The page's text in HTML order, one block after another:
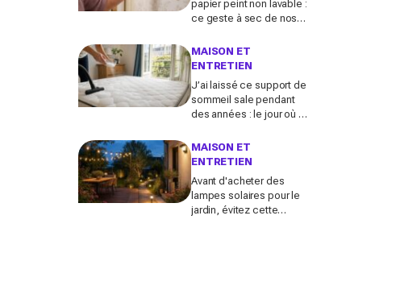
papier peint non lavable :
ce geste à sec de nos
nettoie tout sans jamais
décoller le lé
MAISON ET
ENTRETIEN
J’ai laissé ce support de
sommeil sale pendant
des années : le jour où je
découvert l’horreur
cachée
MAISON ET
ENTRETIEN
Avant d'acheter des
lampes solaires pour le
jardin, évitez cette